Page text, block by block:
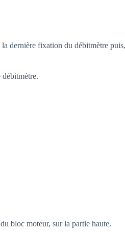
dernière fixation du débitmètre
bloc moteur, sur la partie haute.